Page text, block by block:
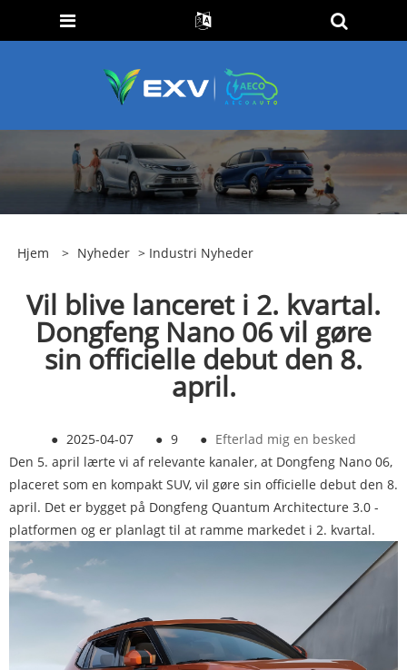
Hjem > Nyheder > Industri Nyheder
Vil blive lanceret i 2. kvartal.
Dongfeng Nano 06 vil gøre
sin officielle debut den 8.
april.
● 2025-04-07 ● 9 ● Efterlad mig en besked
Den 5. april lærte vi af relevante kanaler, at Dongfeng Nano 06,
placeret som en kompakt SUV, vil gøre sin officielle debut den 8.
april. Det er bygget på Dongfeng Quantum Architecture 3.0 -
platformen og er planlagt til at ramme markedet i 2. kvartal.